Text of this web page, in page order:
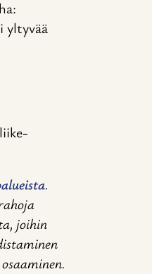
yltyvää
.
joihin